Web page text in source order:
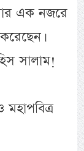
এক নজরে
সালাম!